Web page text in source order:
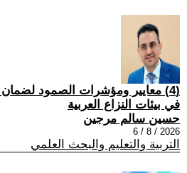
(4) معايير ومؤشرات الصمود لضمان
في بيئات النزاع العربية
حسين سالم مرجين
2026 / 8 / 6
التربية والتعليم والبحث العلمي